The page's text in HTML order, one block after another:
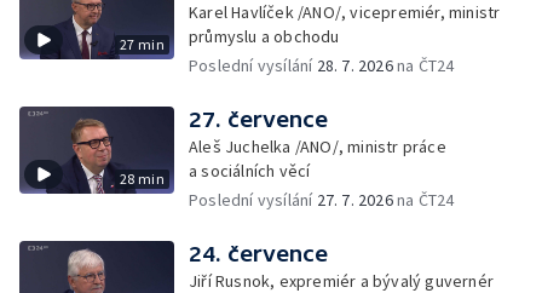
27 min
Karel Havlíček /ANO/, vicepremiér, ministr
průmyslu a obchodu
Poslední vysílání 28. 7. 2026na ČT24
28 min
27. července
Aleš Juchelka /ANO/, ministr práce
a sociálních věcí
Poslední vysílání 27. 7. 2026na ČT24
24. července
Jiří Rusnok, expremiér a bývalý guvernér